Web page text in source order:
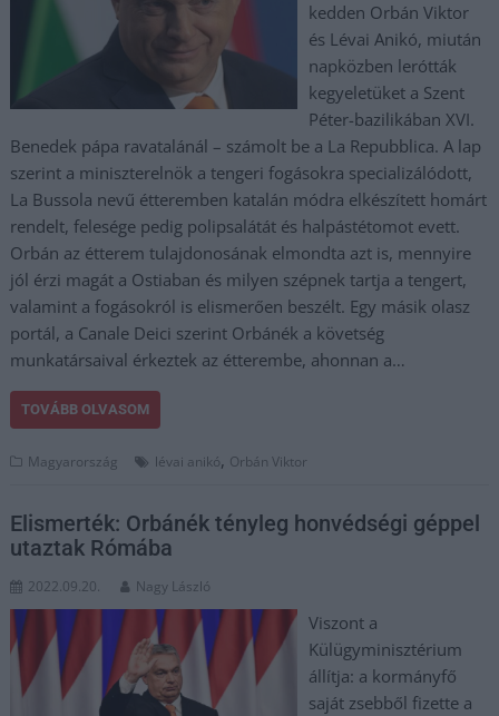
kedden Orbán Viktor
és Lévai Anikó, miután
napközben lerótták
kegyeletüket a Szent
Péter-bazilikában XVI.
Benedek pápa ravatalánál – számolt be a La Repubblica. A lap
szerint a miniszterelnök a tengeri fogásokra specializálódott,
La Bussola nevű étteremben katalán módra elkészített homárt
rendelt, felesége pedig polipsalátát és halpástétomot evett.
Orbán az étterem tulajdonosának elmondta azt is, mennyire
jól érzi magát a Ostiaban és milyen szépnek tartja a tengert,
valamint a fogásokról is elismerően beszélt. Egy másik olasz
portál, a Canale Deici szerint Orbánék a követség
munkatársaival érkeztek az étterembe, ahonnan a…
TOVÁBB OLVASOM
Magyarország lévai anikó, Orbán Viktor
Elismerték: Orbánék tényleg honvédségi géppel
utaztak Rómába
2022.09.20. Nagy László
Viszont a
Külügyminisztérium
állítja: a kormányfő
saját zsebből fizette a